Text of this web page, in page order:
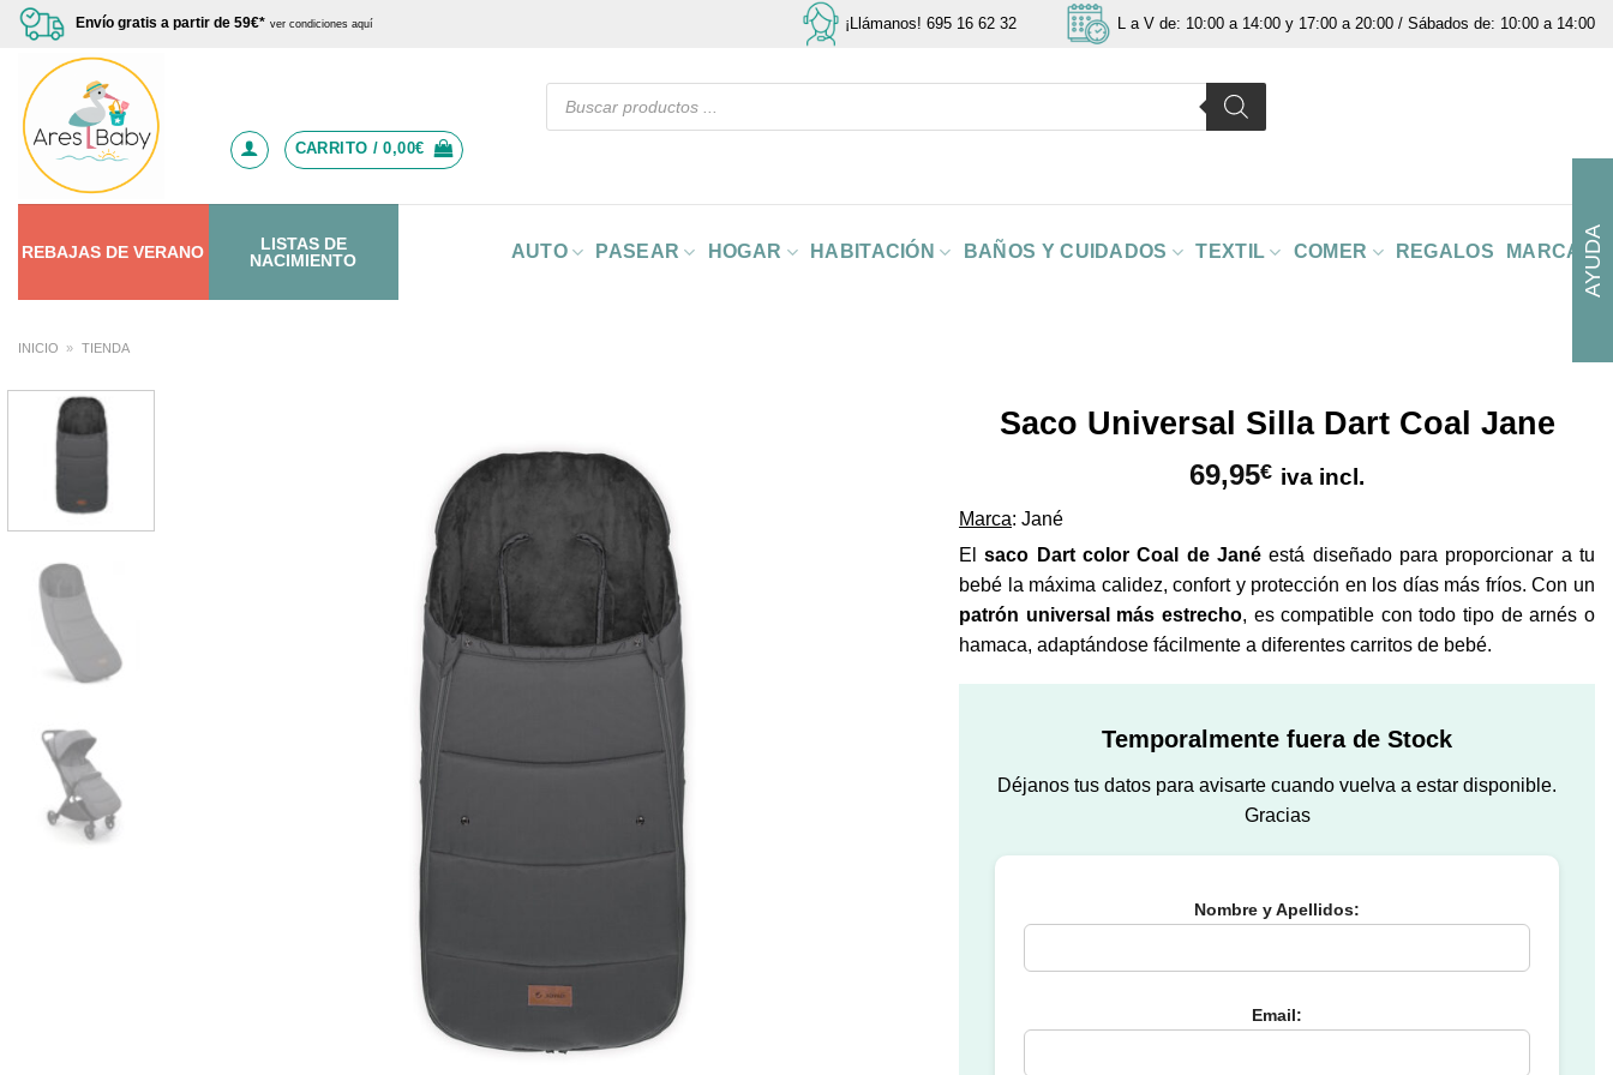
Saltar
contenido
Envío gratis a partir de 59€* ver condiciones aquí ¡Llámanos! 695 16 62 32 L a V de: 10:00 a 14:00 y 17:00 a 20:00 / Sábados de: 10:00 a 14:00
Búsqueda
CARRITO /0,00€
REBAJAS DEVERANO
LISTAS DE
NACIMIENTO
AUTO PASEAR HOGAR HABITACIÓN BAÑOS Y CUIDADOS TEXTIL COMER REGALOS MARCAS
INICIO » TIENDA
Saco Universal Silla Dart Coal Jane
69,95€ iva incl.
Marca: Jané
Elsaco Dart color Coal de Jané está diseñado para proporcionar a tu
bebé la máxima calidez, confort y protección en los días más fríos. Con un
patrón universal más estrecho, es compatible con todo tipo de arnés o
hamaca, adaptándose fácilmente a diferentes carritos de bebé.
Temporalmente fuera de Stock
Déjanos tus datos para avisarte cuando vuelva a estar disponible.
Gracias
Nombre y Apellidos:
Email:
AYUDA